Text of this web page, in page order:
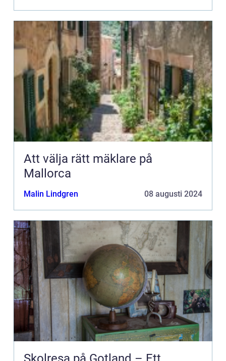
Att välja rätt mäklare på
Mallorca
Malin Lindgren 08 augusti 2024